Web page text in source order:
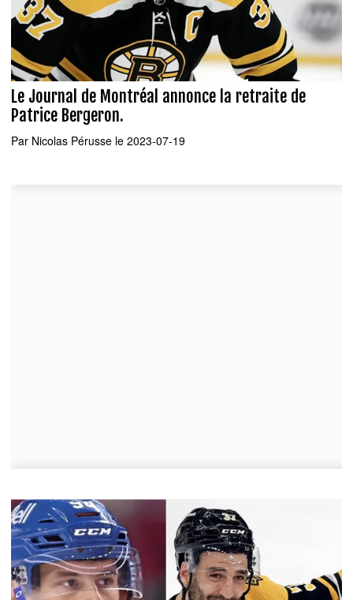
Le Journal de Montréal annonce la retraite de
Patrice Bergeron.
Par Nicolas Pérusse le 2023-07-19